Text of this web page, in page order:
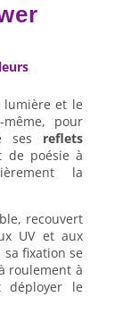
et le
pour
ses reflets
de poésie à
la
recouvert
UV et aux
fixation se
roulement à
déployer le